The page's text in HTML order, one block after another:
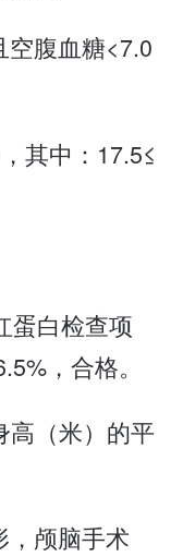
腹血糖<7.0
其中：17.5≤
蛋白检查项
，合格。
高（米）的平
，颅脑手术